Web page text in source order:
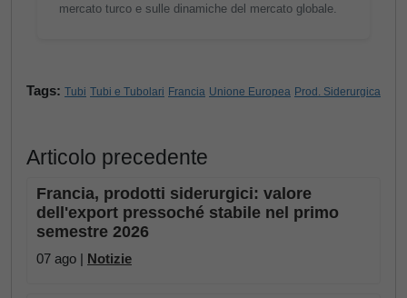
mercato turco e sulle dinamiche del mercato globale.
Tags: Tubi Tubi e Tubolari Francia Unione Europea Prod. Siderurgica
Articolo precedente
Francia, prodotti siderurgici: valore
dell'export pressoché stabile nel primo
semestre 2026
07 ago | Notizie